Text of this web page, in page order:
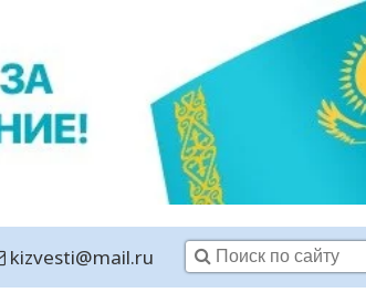
kizvesti@mail.ru